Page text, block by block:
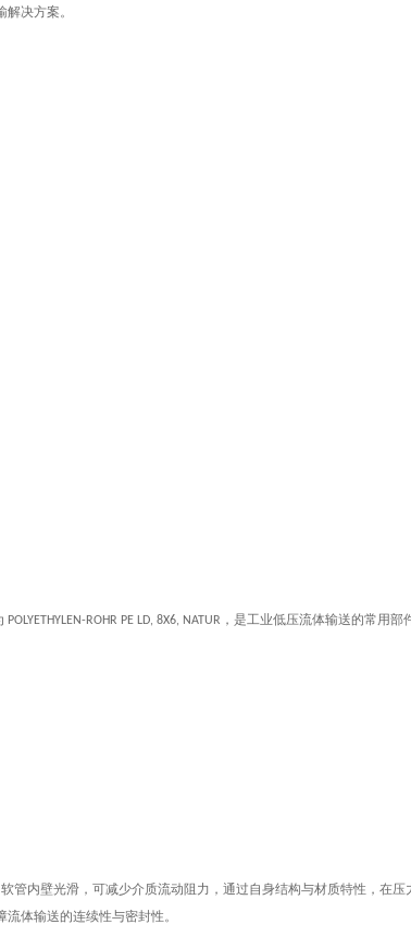
决方案。
POLYETHYLEN-ROHR PE LD, 8X6, NATUR ，是工业低压流体输送的常用部
管内壁光滑，可减少介质流动阻力，通过自身结构与材质特性，在压
体输送的连续性与密封性。